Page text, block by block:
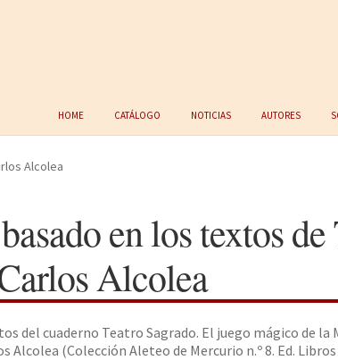
Home Catálogo Noticias Autores
Alcolea
en los textos de
Alcolea
del cuaderno Teatro Sagrado. El juego mágico de
Alcolea (Colección Aleteo de Mercurio n.º 8. Ed.